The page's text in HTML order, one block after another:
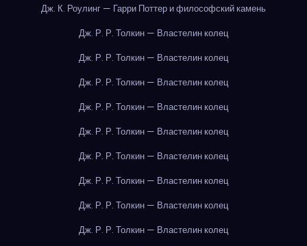
Дж. К. Роулинг — Гарри Поттер и философский камень
Дж. Р. Р. Толкин — Властелин колец
Дж. Р. Р. Толкин — Властелин колец
Дж. Р. Р. Толкин — Властелин колец
Дж. Р. Р. Толкин — Властелин колец
Дж. Р. Р. Толкин — Властелин колец
Дж. Р. Р. Толкин — Властелин колец
Дж. Р. Р. Толкин — Властелин колец
Дж. Р. Р. Толкин — Властелин колец
Дж. Р. Р. Толкин — Властелин колец